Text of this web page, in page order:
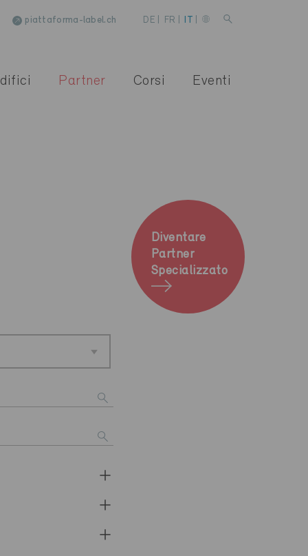
piattaforma-label.ch DE FR IT
Partner Corsi Eventi
Diventare
Partner
Specializzato